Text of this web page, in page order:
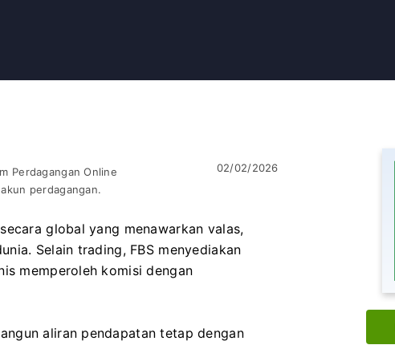
Perdagangan Online
perdagangan.
02/02/2026
global yang menawarkan valas,
Selain trading, FBS menyediakan
memperoleh komisi dengan
aliran pendapatan tetap dengan